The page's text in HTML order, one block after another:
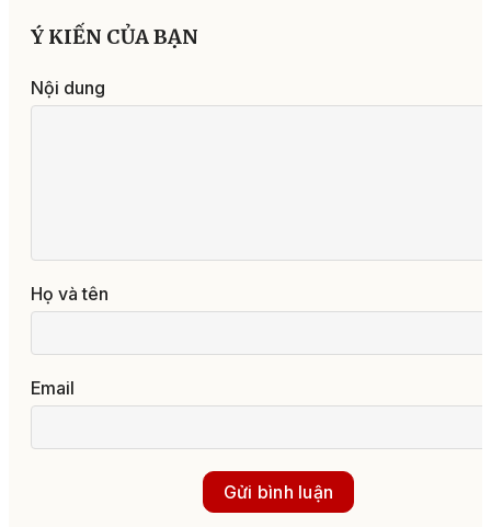
Ý KIẾN CỦA BẠN
Nội dung
Họ và tên
Email
Gửi bình luận